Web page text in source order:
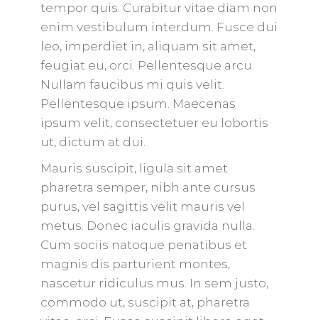
tempor quis. Curabitur vitae diam non
enim vestibulum interdum. Fusce dui
leo, imperdiet in, aliquam sit amet,
feugiat eu, orci. Pellentesque arcu.
Nullam faucibus mi quis velit.
Pellentesque ipsum. Maecenas
ipsum velit, consectetuer eu lobortis
ut, dictum at dui.
Mauris suscipit, ligula sit amet
pharetra semper, nibh ante cursus
purus, vel sagittis velit mauris vel
metus. Donec iaculis gravida nulla.
Cum sociis natoque penatibus et
magnis dis parturient montes,
nascetur ridiculus mus. In sem justo,
commodo ut, suscipit at, pharetra